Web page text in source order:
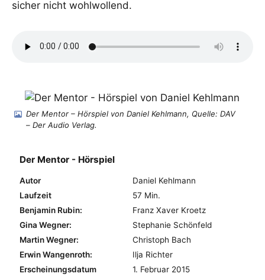
sicher nicht wohlwollend.
Der Mentor – Hörspiel von Daniel Kehlmann, Quelle: DAV
– Der Audio Verlag.
Der Mentor - Hörspiel
Autor
Daniel Kehlmann
Laufzeit
57 Min.
Benjamin Rubin:
Franz Xaver Kroetz
Gina Wegner:
Stephanie Schönfeld
Martin Wegner:
Christoph Bach
Erwin Wangenroth:
Ilja Richter
Erscheinungsdatum
1. Februar 2015